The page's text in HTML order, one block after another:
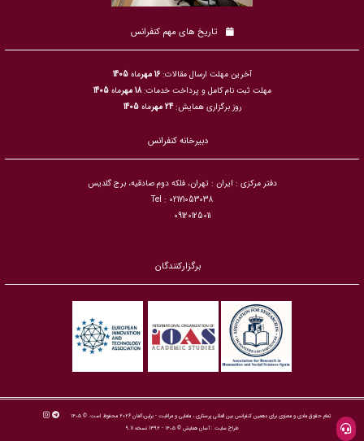
تاریخ های مهم کنفرانس
آخرین مهلت ارسال مقالات:16 مهر ماه1405
مهلت ثبت نام کامل و پرداخت خدمات:18 مهر ماه1405
روز برگزاری همایش:24 مهر ماه1405
دبیرخانه کنفرانس
دفتر مرکزی : ایران : تهران، فلکه دوم صادقیه، برج گلدیس
Tel : 02171053038
09120125011
برگزارکنندگان
تمام حقوق مادی و معنوی برای دهمین کنفرانس بین المللی پرستاری ، مامایی و مراقبت - برلین،آلمان 2026 محفوظ است. © ۱۴۰۵
طراح سایت :آسان همایش © ۱۴۰۵ - 1392 نسخه 9.11